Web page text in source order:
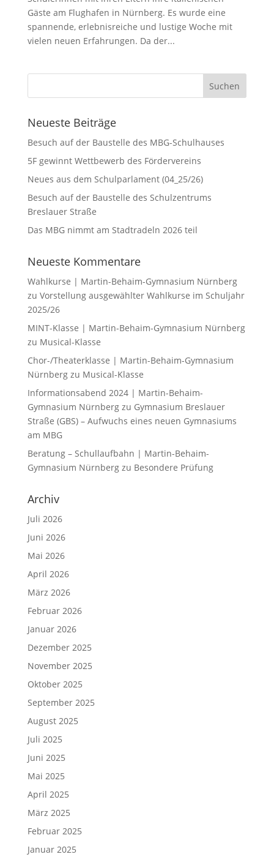
Gäste am Flughafen in Nürnberg. Es wurde eine
spannende, erlebnisreiche und lustige Woche mit
vielen neuen Erfahrungen. Da der...
Neueste Beiträge
Besuch auf der Baustelle des MBG-Schulhauses
5F gewinnt Wettbewerb des Fördervereins
Neues aus dem Schulparlament (04_25/26)
Besuch auf der Baustelle des Schulzentrums
Breslauer Straße
Das MBG nimmt am Stadtradeln 2026 teil
Neueste Kommentare
Wahlkurse | Martin-Behaim-Gymnasium Nürnberg
zu Vorstellung ausgewählter Wahlkurse im Schuljahr
2025/26
MINT-Klasse | Martin-Behaim-Gymnasium Nürnberg
zu Musical-Klasse
Chor-/Theaterklasse | Martin-Behaim-Gymnasium
Nürnbergzu Musical-Klasse
Informationsabend 2024 | Martin-Behaim-
Gymnasium Nürnbergzu Gymnasium Breslauer
Straße (GBS) – Aufwuchs eines neuen Gymnasiums
am MBG
Beratung – Schullaufbahn | Martin-Behaim-
Gymnasium Nürnbergzu Besondere Prüfung
Archiv
Juli 2026
Juni 2026
Mai 2026
April 2026
März 2026
Februar 2026
Januar 2026
Dezember 2025
November 2025
Oktober 2025
September 2025
August 2025
Juli 2025
Juni 2025
Mai 2025
April 2025
März 2025
Februar 2025
Januar 2025